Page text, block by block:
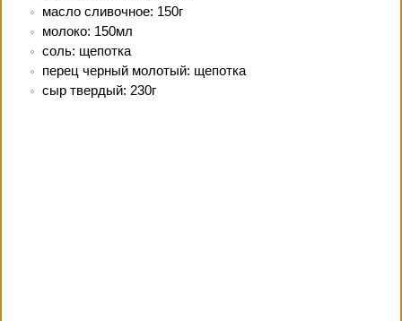
масло сливочное: 150г
молоко: 150мл
соль: щепотка
перец черный молотый: щепотка
сыр твердый: 230г